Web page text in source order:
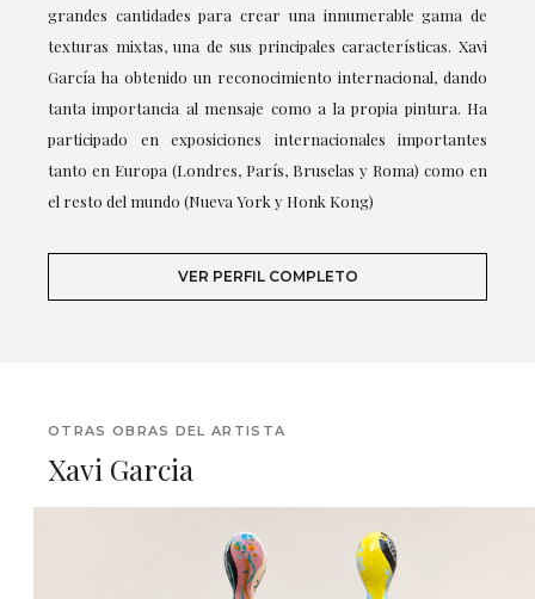
grandes cantidades para crear una innumerable gama de
texturas mixtas, una de sus principales características. Xavi
García ha obtenido un reconocimiento internacional, dando
tanta importancia al mensaje como a la propia pintura. Ha
participado en exposiciones internacionales importantes
tanto en Europa (Londres, París, Bruselas y Roma) como en
el resto del mundo (Nueva York y Honk Kong)
VER PERFIL COMPLETO
OTRAS OBRAS DEL ARTISTA
Xavi Garcia